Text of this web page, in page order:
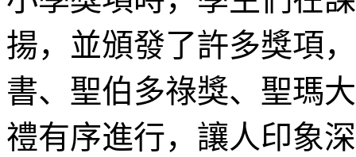
揚，並頒發了許多獎項
書、聖伯多祿獎、聖瑪
禮有序進行，讓人印象